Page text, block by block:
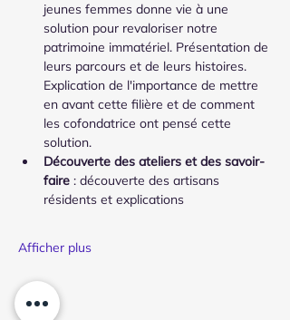
jeunes femmes donne vie à une
solution pour revaloriser notre
patrimoine immatériel. Présentation de
leurs parcours et de leurs histoires.
Explication de l'importance de mettre
en avant cette filière et de comment
les cofondatrice ont pensé cette
solution.
Découverte des ateliers et des savoir-
faire : découverte des artisans
résidents et explications
Afficher plus